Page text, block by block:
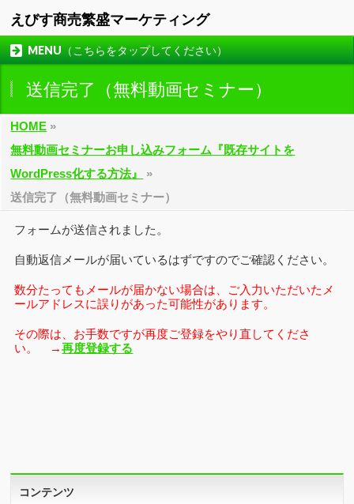
えびす商売繁盛マーケティング
MENU（こちらをタップしてください）
送信完了（無料動画セミナー）
HOME »
無料動画セミナーお申し込みフォーム『既存サイトを
WordPress化する方法』
»
送信完了（無料動画セミナー）
フォームが送信されました。
自動返信メールが届いているはずですのでご確認ください。
数分たってもメールが届かない場合は、ご入力いただいたメ
ールアドレスに誤りがあった可能性があります。
その際は、お手数ですが再度ご登録をやり直してくださ
い。 →再度登録する
コンテンツ